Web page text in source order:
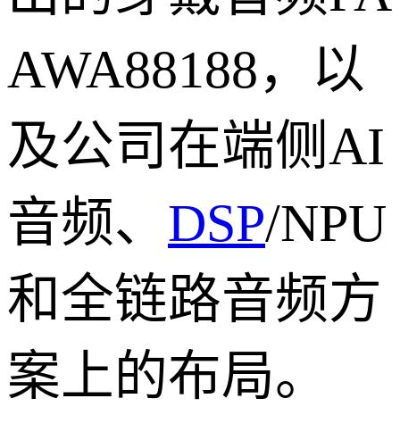
AWA88188，以
及公司在端侧AI
音频、 DSP/NPU
和全链路音频方
案上的布局。